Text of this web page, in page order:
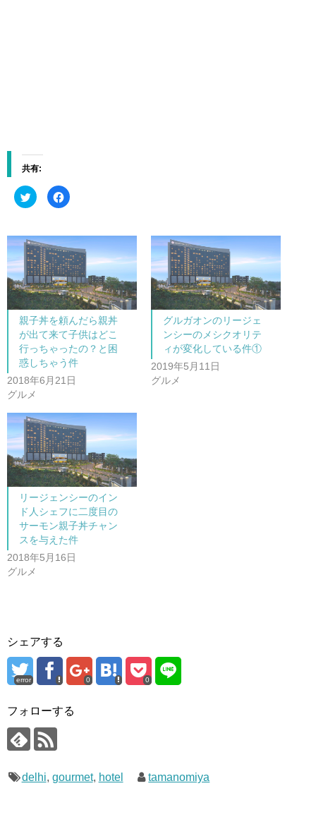
共有:
ク
リ
て
T
w
i
t
t
e
r
で
共
有
(
新
し
い
ウ
ン
ド
ウ
開
き
ま
す
)
F
a
o
o
k
で
共
有
す
る
に
は
ク
リ
ッ
ク
し
て
だ
さ
新
し
い
ウ
ィ
ン
ド
ウ
で
開
き
ま
す
)
親子丼を頼んだら親丼
が出て来て子供はどこ
行っちゃったの？と困
惑しちゃう件
2018年6月21日
グルメ
グルガオンのリージェ
ンシーのメシクオリテ
ィが変化している件①
2019年5月11日
グルメ
リージェンシーのイン
ド人シェフに二度目の
サーモン親子丼チャン
スを与えた件
2018年5月16日
グルメ
シェアする
error 0 0
フォローする
delhi, gourmet, hotel tamanomiya